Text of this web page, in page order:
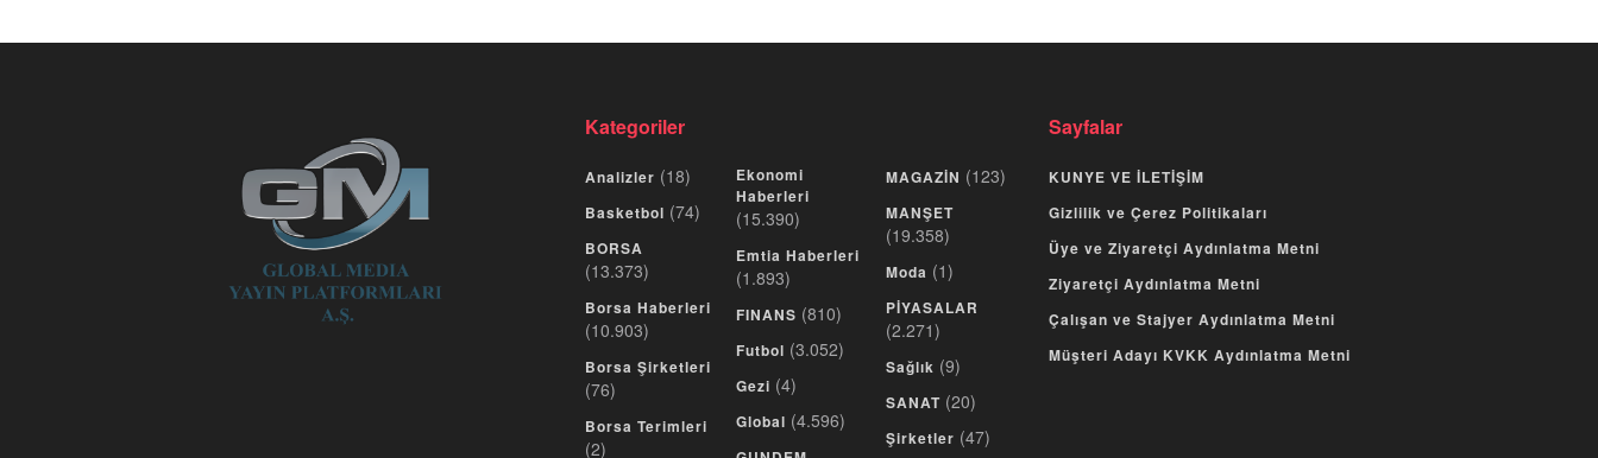
Kategoriler
Analizler (18)
Basketbol (74)
BORSA
(13.373)
Borsa Haberleri
(10.903)
Borsa Şirketleri
(76)
Borsa Terimleri
(2)
Ekonomi
Haberleri
(15.390)
Emtia Haberleri
(1.893)
FINANS (810)
Futbol (3.052)
Gezi (4)
Global (4.596)
MAGAZİN (123)
MANŞET
(19.358)
Moda (1)
PİYASALAR
(2.271)
Sağlık (9)
SANAT (20)
Şirketler (47)
Sayfalar
KUNYE VE İLETİŞİM
Gizlilik ve Çerez Politikaları
Üye ve Ziyaretçi Aydınlatma Metni
Ziyaretçi Aydınlatma Metni
Çalışan ve Stajyer Aydınlatma Metni
Müşteri Adayı KVKK Aydınlatma Metni